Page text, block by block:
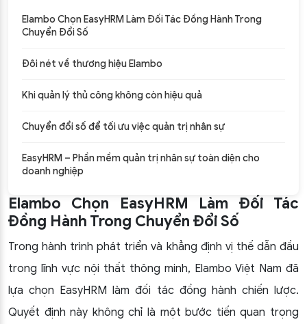
Elambo Chọn EasyHRM Làm Đối Tác Đồng Hành Trong
Chuyển Đổi Số
Đôi nét về thương hiệu Elambo
Khi quản lý thủ công không còn hiệu quả
Chuyển đổi số để tối ưu việc quản trị nhân sự
EasyHRM – Phần mềm quản trị nhân sự toàn diện cho
doanh nghiệp
Elambo Chọn EasyHRM Làm Đối Tác
Đồng Hành Trong Chuyển Đổi Số
Trong hành trình phát triển và khẳng định vị thế dẫn đầu
trong lĩnh vực nội thất thông minh, Elambo Việt Nam đã
lựa chọn EasyHRM làm đối tác đồng hành chiến lược.
Quyết định này không chỉ là một bước tiến quan trọng